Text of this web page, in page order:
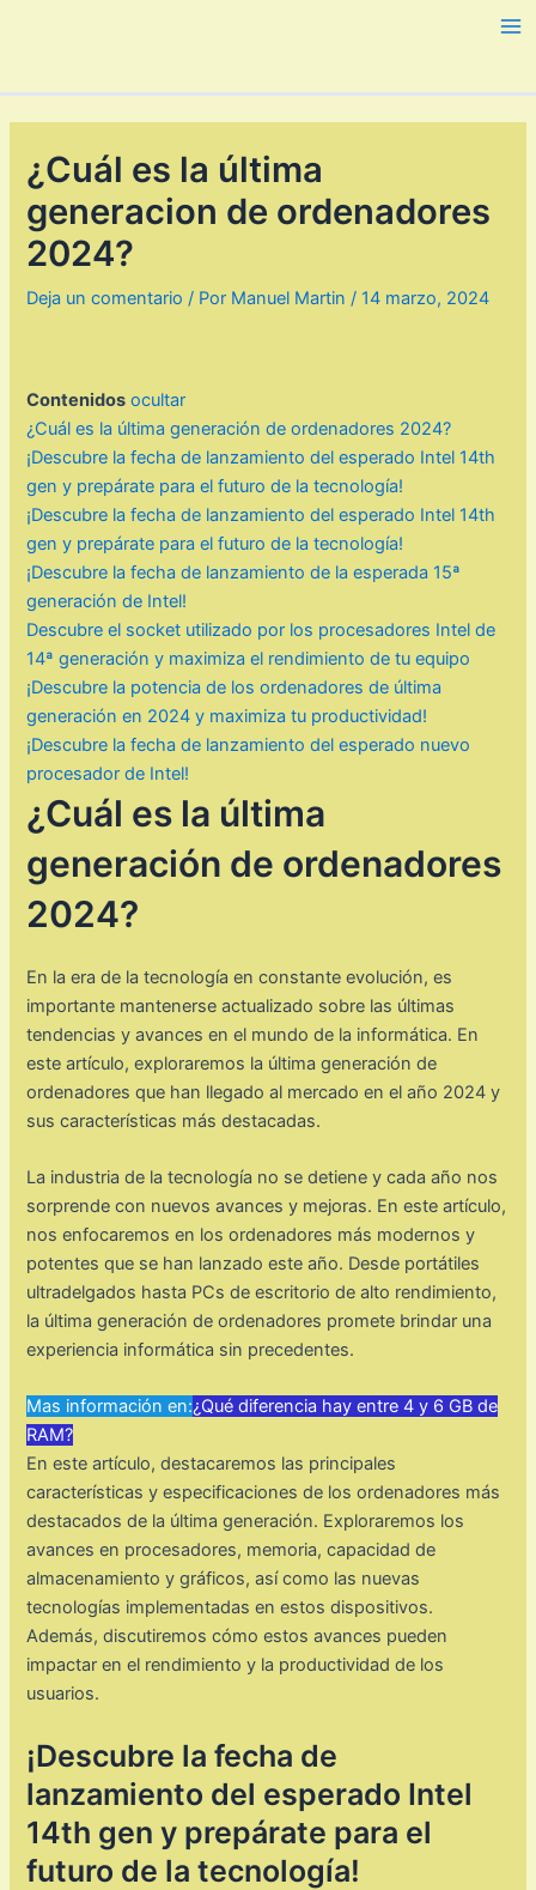
¿Cuál es la última
generacion de ordenadores
2024?
Deja un comentario / Por Manuel Martin/14 marzo, 2024
Contenidos ocultar
¿Cuál es la última generación de ordenadores 2024?
¡Descubre la fecha de lanzamiento del esperado Intel 14th
gen y prepárate para el futuro de la tecnología!
¡Descubre la fecha de lanzamiento del esperado Intel 14th
gen y prepárate para el futuro de la tecnología!
¡Descubre la fecha de lanzamiento de la esperada 15ª
generación de Intel!
Descubre el socket utilizado por los procesadores Intel de
14ª generación y maximiza el rendimiento de tu equipo
¡Descubre la potencia de los ordenadores de última
generación en 2024 y maximiza tu productividad!
¡Descubre la fecha de lanzamiento del esperado nuevo
procesador de Intel!
¿Cuál es la última
generación de ordenadores
2024?
En la era de la tecnología en constante evolución, es
importante mantenerse actualizado sobre las últimas
tendencias y avances en el mundo de la informática. En
este artículo, exploraremos la última generación de
ordenadores que han llegado al mercado en el año 2024 y
sus características más destacadas.
La industria de la tecnología no se detiene y cada año nos
sorprende con nuevos avances y mejoras. En este artículo,
nos enfocaremos en los ordenadores más modernos y
potentes que se han lanzado este año. Desde portátiles
ultradelgados hasta PCs de escritorio de alto rendimiento,
la última generación de ordenadores promete brindar una
experiencia informática sin precedentes.
Mas información en:¿Qué diferencia hay entre 4 y 6 GB de
RAM?
En este artículo, destacaremos las principales
características y especificaciones de los ordenadores más
destacados de la última generación. Exploraremos los
avances en procesadores, memoria, capacidad de
almacenamiento y gráficos, así como las nuevas
tecnologías implementadas en estos dispositivos.
Además, discutiremos cómo estos avances pueden
impactar en el rendimiento y la productividad de los
usuarios.
¡Descubre la fecha de
lanzamiento del esperado Intel
14th gen y prepárate para el
futuro de la tecnología!